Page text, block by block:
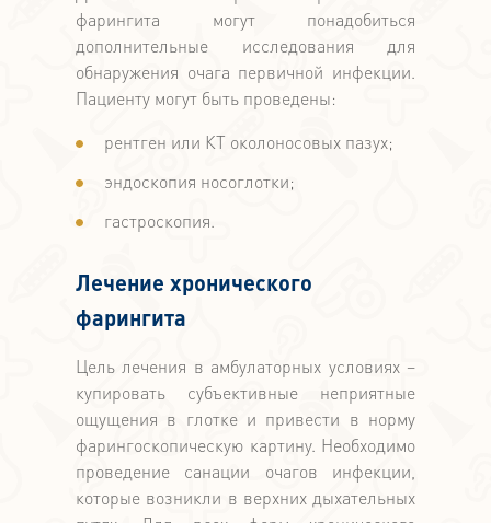
фарингита могут понадобиться
дополнительные исследования для
обнаружения очага первичной инфекции.
Пациенту могут быть проведены:
рентген или КТ околоносовых пазух;
эндоскопия носоглотки;
гастроскопия.
Лечение хронического
фарингита
Цель лечения в амбулаторных условиях –
купировать субъективные неприятные
ощущения в глотке и привести в норму
фарингоскопическую картину. Необходимо
проведение санации очагов инфекции,
которые возникли в верхних дыхательных